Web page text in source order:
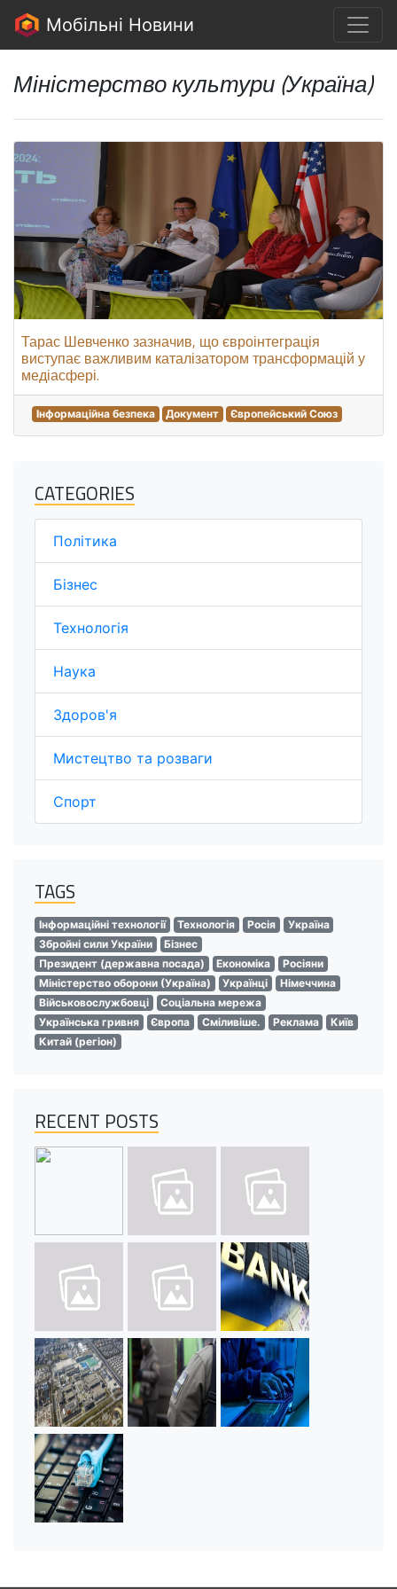
Мобільні Новини
Міністерство культури (Україна)
Тарас Шевченко зазначив, що євроінтеграція
виступає важливим каталізатором трансформацій у
медіасфері.
Інформаційна безпека Документ Європейський Союз
CATEGORIES
Політика
Бізнес
Технологія
Наука
Здоров'я
Мистецтво та розваги
Спорт
TAGS
Інформаційні технології Технологія Росія
Україна
Збройні сили України
Бізнес
Президент (державна посада)
Економіка
Росіяни
Міністерство оборони (Україна)
Українці
Німеччина
Військовослужбовці
Соціальна мережа
Українська гривня
Європа Сміливіше. Реклама
Київ
Китай (регіон)
RECENT POSTS